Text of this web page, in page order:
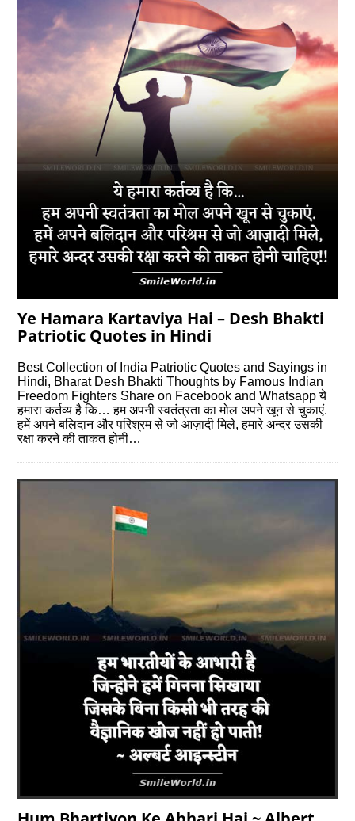
Ye Hamara Kartaviya Hai – Desh Bhakti
Patriotic Quotes in Hindi
Best Collection of India Patriotic Quotes and Sayings in
Hindi, Bharat Desh Bhakti Thoughts by Famous Indian
Freedom Fighters Share on Facebook and Whatsapp ये
हमारा कर्तव्य है कि… हम अपनी स्वतंत्रता का मोल अपने खून से चुकाएं.
हमें अपने बलिदान और परिश्रम से जो आज़ादी मिले, हमारे अन्दर उसकी
रक्षा करने की ताकत होनी…